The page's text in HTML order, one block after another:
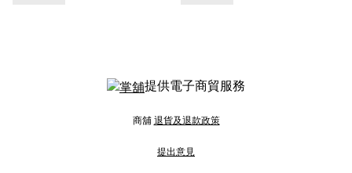
提供電子商貿服務
商舖 退貨及退款政策
提出意見